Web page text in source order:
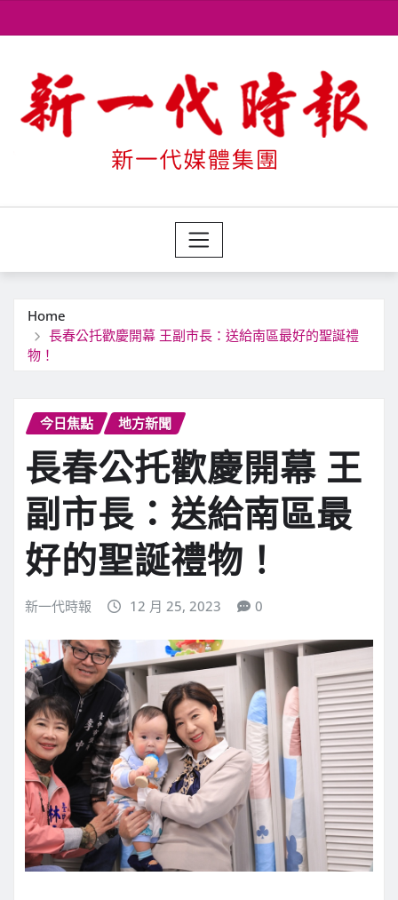
to
Home
長春公托歡慶開幕 王副市長：送給南區最好的聖誕禮
物！
今日焦點 地方新聞
長春公托歡慶開幕 王
副市長：送給南區最
好的聖誕禮物！
新一代時報 12 月 25, 2023 0